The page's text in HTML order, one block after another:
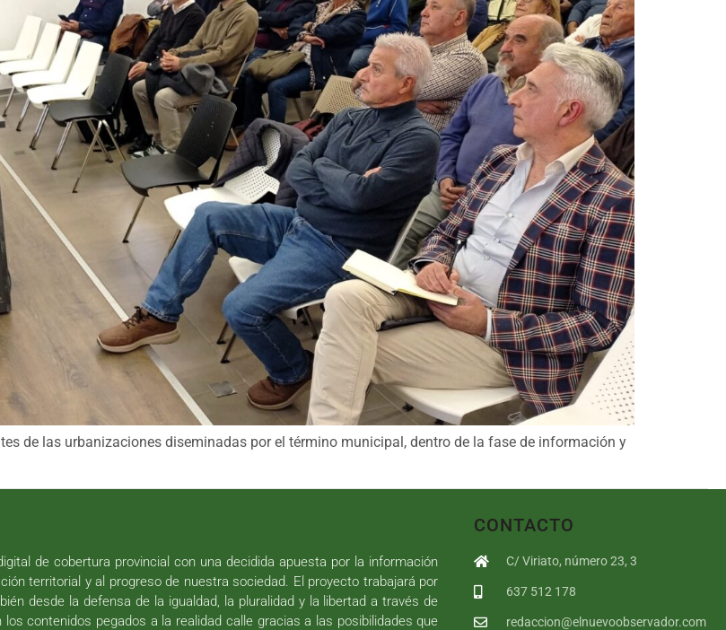
de las urbanizaciones diseminadas por el término municipal, dentro de la fase de información y
de cobertura provincial con una decidida apuesta por la información
territorial y al progreso de nuestra sociedad. El proyecto trabajará por
desde la defensa de la igualdad, la pluralidad y la libertad a través de
contenidos pegados a la realidad calle gracias a las posibilidades que
CONTACTO
C/ Viriato, número 23, 3
637 512 178
redaccion@elnuevoobservador.com